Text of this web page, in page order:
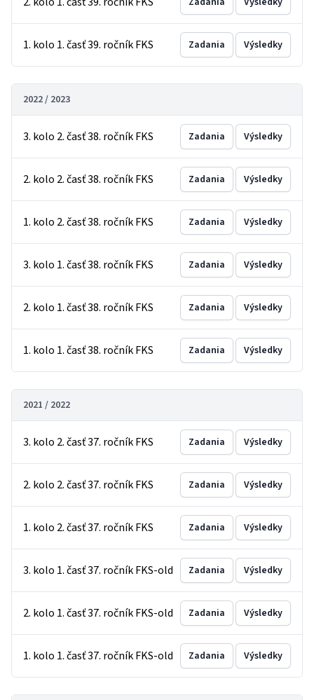
1. kolo 1. časť 39. ročník FKS Zadania Výsledky
2022 / 2023
3. kolo 2. časť 38. ročník FKS Zadania Výsledky
2. kolo 2. časť 38. ročník FKS Zadania Výsledky
1. kolo 2. časť 38. ročník FKS Zadania Výsledky
3. kolo 1. časť 38. ročník FKS Zadania Výsledky
2. kolo 1. časť 38. ročník FKS Zadania Výsledky
1. kolo 1. časť 38. ročník FKS Zadania Výsledky
2021 / 2022
3. kolo 2. časť 37. ročník FKS Zadania Výsledky
2. kolo 2. časť 37. ročník FKS Zadania Výsledky
1. kolo 2. časť 37. ročník FKS Zadania Výsledky
3. kolo 1. časť 37. ročník FKS-old Zadania Výsledky
2. kolo 1. časť 37. ročník FKS-old Zadania Výsledky
1. kolo 1. časť 37. ročník FKS-old Zadania Výsledky